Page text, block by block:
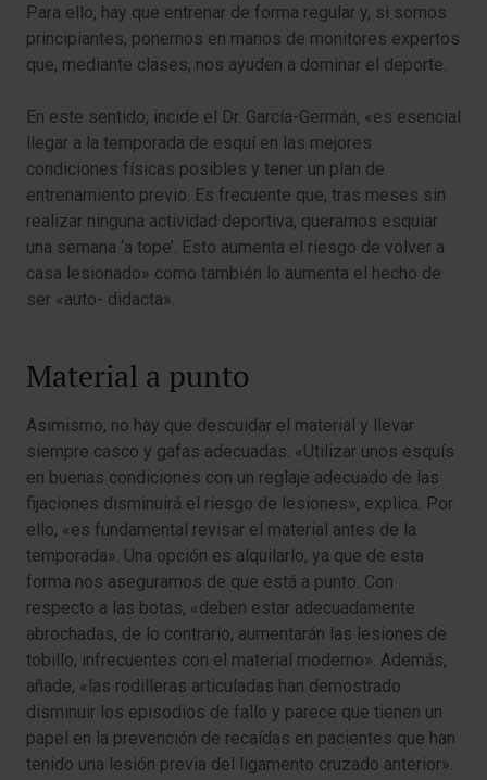
Para ello, hay que entrenar de forma regular y, si somos
principiantes, ponernos en manos de monitores expertos
que, mediante clases, nos ayuden a dominar el deporte.
En este sentido, incide el Dr. García-Germán, «es esencial
llegar a la temporada de esquí en las mejores
condiciones físicas posibles y tener un plan de
entrenamiento previo. Es frecuente que, tras meses sin
realizar ninguna actividad deportiva, queramos esquiar
una semana ‘a tope’. Esto aumenta el riesgo de volver a
casa lesionado» como también lo aumenta el hecho de
ser «auto- didacta».
Material a punto
Asimismo, no hay que descuidar el material y llevar
siempre casco y gafas adecuadas. «Utilizar unos esquís
en buenas condiciones con un reglaje adecuado de las
fijaciones disminuirá el riesgo de lesiones», explica. Por
ello, «es fundamental revisar el material antes de la
temporada». Una opción es alquilarlo, ya que de esta
forma nos aseguramos de que está a punto. Con
respecto a las botas, «deben estar adecuadamente
abrochadas, de lo contrario, aumentarán las lesiones de
tobillo, infrecuentes con el material moderno». Además,
añade, «las rodilleras articuladas han demostrado
disminuir los episodios de fallo y parece que tienen un
papel en la prevención de recaídas en pacientes que han
tenido una lesión previa del ligamento cruzado anterior».